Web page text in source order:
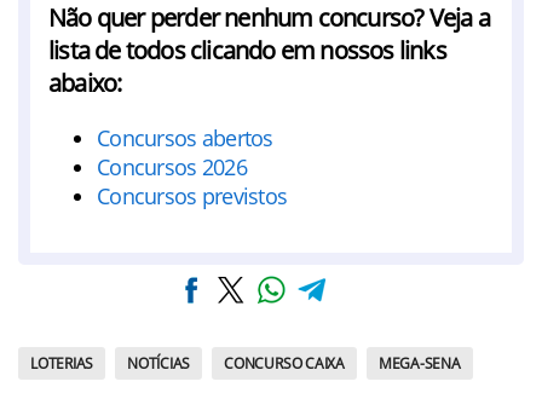
Não quer perder nenhum concurso? Veja a
lista de todos clicando em nossos links
abaixo:
Concursos abertos
Concursos 2026
Concursos previstos
LOTERIAS NOTÍCIAS CONCURSO CAIXA MEGA-SENA